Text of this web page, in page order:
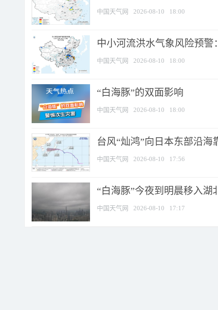
中国天气网 2026-08-10 18:00
中小河流洪水气象风险预
中国天气网 2026-08-10 18:00
​“白海豚”的双面影响
中国天气网 2026-08-10 18:00
台风“灿鸿”向日本东部沿海
中国天气网 2026-08-10 17:56
“白海豚”今夜到明晨移入湖
中国天气网 2026-08-10 17:17